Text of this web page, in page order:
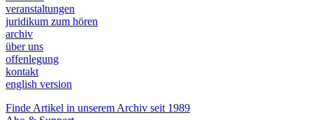
veranstaltungen
juridikum zum hören
archiv
über uns
offenlegung
kontakt
english version
Finde Artikel in unserem Archiv seit 1989